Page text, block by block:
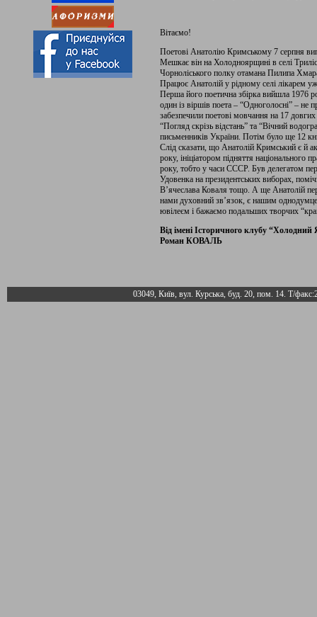
Вітаємо!
Поетові Анатолію Кримському 7 серпня
Мешкає він на Холодноярщині в селі
Чорноліського полку отамана Пилипа
Працює Анатолій у рідному селі лікарем
Перша його поетична збірка вийшла 1976
один із віршів поета – “Одноголосні” –
забезпечили поетові мовчання на 17
“Погляд скрізь відстань” та “Вічний
письменників України. Потім було ще 12
Слід сказати, що Анатолій Кримський є й
року, ініціатором підняття
року, тобто у часи СССР. Був делегатом
Удовенка на президентських виборах,
В’ячеслава Коваля тощо. А ще Анатолій
нами духовний зв’язок, є нашим
ювілеєм і бажаємо подальших творчих
Від імені Історичного клубу “Холодний
Роман КОВАЛЬ
03049, Київ, вул. Курська, буд. 20, пом. 14. Т/